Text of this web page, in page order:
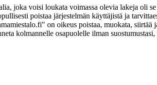
joka voisi loukata voimassa olevia lakeja oli
poistaa järjestelmän käyttäjistä ja
on oikeus poistaa, muokata, siirtää
kolmannelle osapuolelle ilman